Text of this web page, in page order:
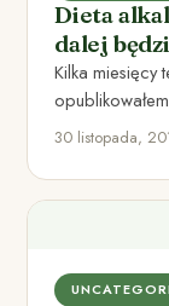
Dieta
dalej
Kilka miesięcy
nie tylko…
30 listopada,